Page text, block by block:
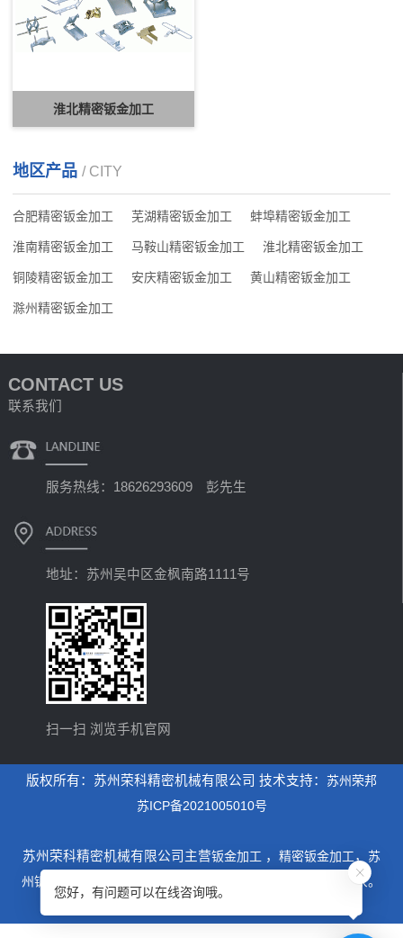
淮北精密钣金加工
地区产品 / CITY
合肥精密钣金加工 芜湖精密钣金加工 蚌埠精密钣金加工
淮南精密钣金加工 马鞍山精密钣金加工 淮北精密钣金加工
铜陵精密钣金加工 安庆精密钣金加工 黄山精密钣金加工
滁州精密钣金加工
CONTACT US
联系我们
服务热线：18626293609 彭先生
地址：苏州吴中区金枫南路1111号
扫一扫 浏览手机官网
版权所有：苏州荣科精密机械有限公司 技术支持： 苏州荣邦
苏ICP备2021005010号
苏州荣科精密机械有限公司主营钣金加工 ， 精密钣金加工， 苏
州钣金加工
，是一家专业从事设计制造钣金加工为主的厂家。
您好，有问题可以在线咨询哦。